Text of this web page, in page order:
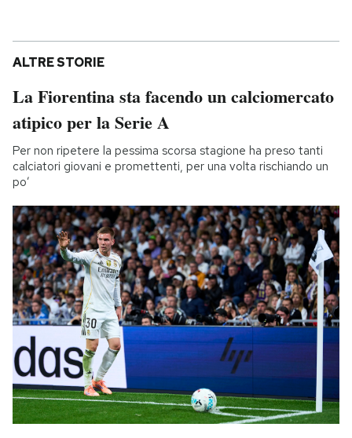
ALTRE STORIE
La Fiorentina sta facendo un calciomercato
atipico per la Serie A
Per non ripetere la pessima scorsa stagione ha preso tanti
calciatori giovani e promettenti, per una volta rischiando un
po’